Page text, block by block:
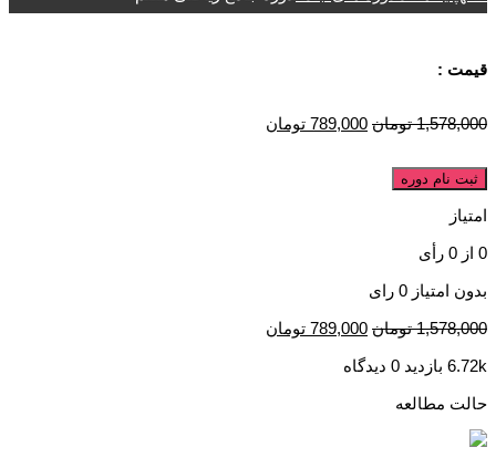
قیمت :
1,578,000 تومان 789,000 تومان
ثبت نام دوره
امتیاز
0 از 0 رأی
بدون امتیاز 0 رای
1,578,000 تومان 789,000 تومان
6.72k بازدید
حالت مطالعه